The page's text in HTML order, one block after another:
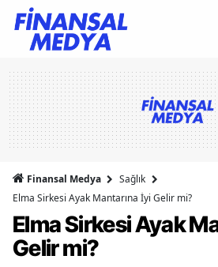
Finansal Medya
Sağlık
Elma Sirkesi Ayak Mantarına İyi Gelir mi?
Elma Sirkesi Ayak
Gelir mi?